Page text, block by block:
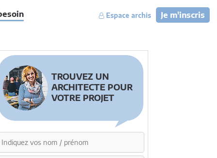
Je m'inscris
Espace archis
TROUVEZ UN
ARCHITECTE POUR
VOTRE PROJET